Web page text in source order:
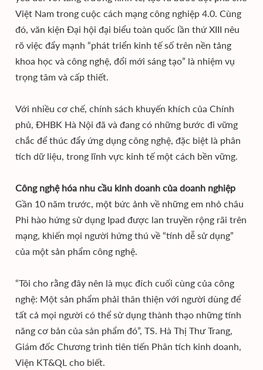
Việt Nam trong cuộc cách mạng công nghiệp 4.0. Cùng
đó, văn kiện Đại hội đại biểu toàn quốc lần thứ XIII nêu
rõ việc đẩy mạnh “phát triển kinh tế số trên nền tảng
khoa học và công nghệ, đổi mới sáng tạo” là nhiệm vụ
trọng tâm và cấp thiết.
Với nhiều cơ chế, chính sách khuyến khích của Chính
phủ, ĐHBK Hà Nội đã và đang có những bước đi vững
chắc để thúc đẩy ứng dụng công nghệ, đặc biệt là phân
tích dữ liệu, trong lĩnh vực kinh tế một cách bền vững.
Công nghệ hóa nhu cầu kinh doanh của doanh nghiệp
Gần 10 năm trước, một bức ảnh về những em nhỏ châu
Phi hào hứng sử dụng Ipad được lan truyền rộng rãi trên
mạng, khiến mọi người hứng thú về “tính dễ sử dụng”
của một sản phẩm công nghệ.
“Tôi cho rằng đây nên là mục đích cuối cùng của công
nghệ: Một sản phẩm phải thân thiện với người dùng để
tất cả mọi người có thể sử dụng thành thạo những tính
năng cơ bản của sản phẩm đó”, TS. Hà Thị Thư Trang,
Giám đốc Chương trình tiên tiến Phân tích kinh doanh,
Viện KT&QL cho biết.